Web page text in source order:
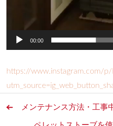
00:00
https://www.instagram.com/p/
メンテナンス方法・工事